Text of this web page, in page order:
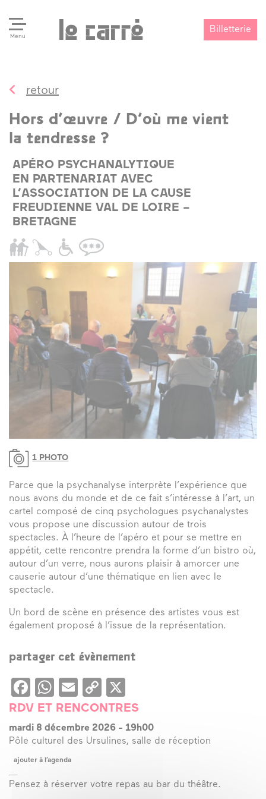
Menu
Billetterie
retour
Hors d’œuvre / D’où me vient
la tendresse ?
APÉRO PSYCHANALYTIQUE
EN PARTENARIAT AVEC
L’ASSOCIATION DE LA CAUSE
FREUDIENNE VAL DE LOIRE –
BRETAGNE
1 PHOTO
Parce que la psychanalyse interprète l’expérience que
nous avons du monde et de ce fait s’intéresse à l’art, un
cartel composé de cinq psychologues psychanalystes
vous propose une discussion autour de trois
spectacles. À l’heure de l’apéro et pour se mettre en
appétit, cette rencontre prendra la forme d’un bistro où,
autour d’un verre, nous aurons plaisir à amorcer une
causerie autour d’une thématique en lien avec le
spectacle.
Un bord de scène en présence des artistes vous est
également proposé à l’issue de la représentation.
partager cet évènement
Facebook
WhatsApp
EmailCopy
Link
RDV ET RENCONTRES
mardi 8 décembre 2026 - 19h00
Pôle culturel des Ursulines, salle de réception
ajouter à l’agenda
Pensez à réserver votre repas au bar du théâtre.